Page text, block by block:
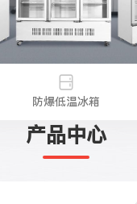
防爆低温冰箱
产品中心